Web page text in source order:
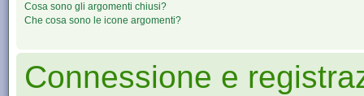
Cosa sono gli argomenti chiusi?
Che cosa sono le icone argomenti?
Connessione e